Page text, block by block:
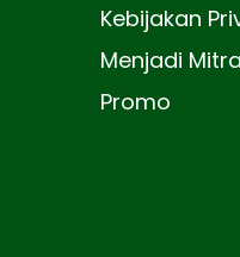
Kebijakan
Menjadi Mitra
Promo